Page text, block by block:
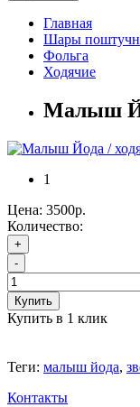
Главная
Шары
Фольга
Ходячие
Малыш
1
Цена: 3500р.
Количество:
+
-
Купить
Купить в 1 клик
Теги: малыш йода,
Контакты